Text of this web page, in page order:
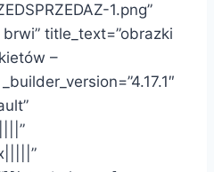
1.png”
title_text=”obrazki
–